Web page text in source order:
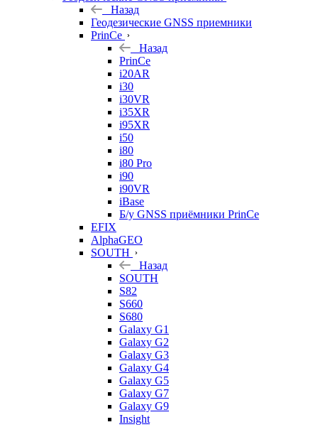
Назад
Геодезические GNSS приемники
PrinCe
Назад
PrinCe
i20AR
i30
i30VR
i35XR
i95XR
i50
i80
i80 Pro
i90
i90VR
iBase
Б/у GNSS приёмники PrinCe
EFIX
AlphaGEO
SOUTH
Назад
SOUTH
S82
S660
S680
Galaxy G1
Galaxy G2
Galaxy G3
Galaxy G4
Galaxy G5
Galaxy G7
Galaxy G9
Insight